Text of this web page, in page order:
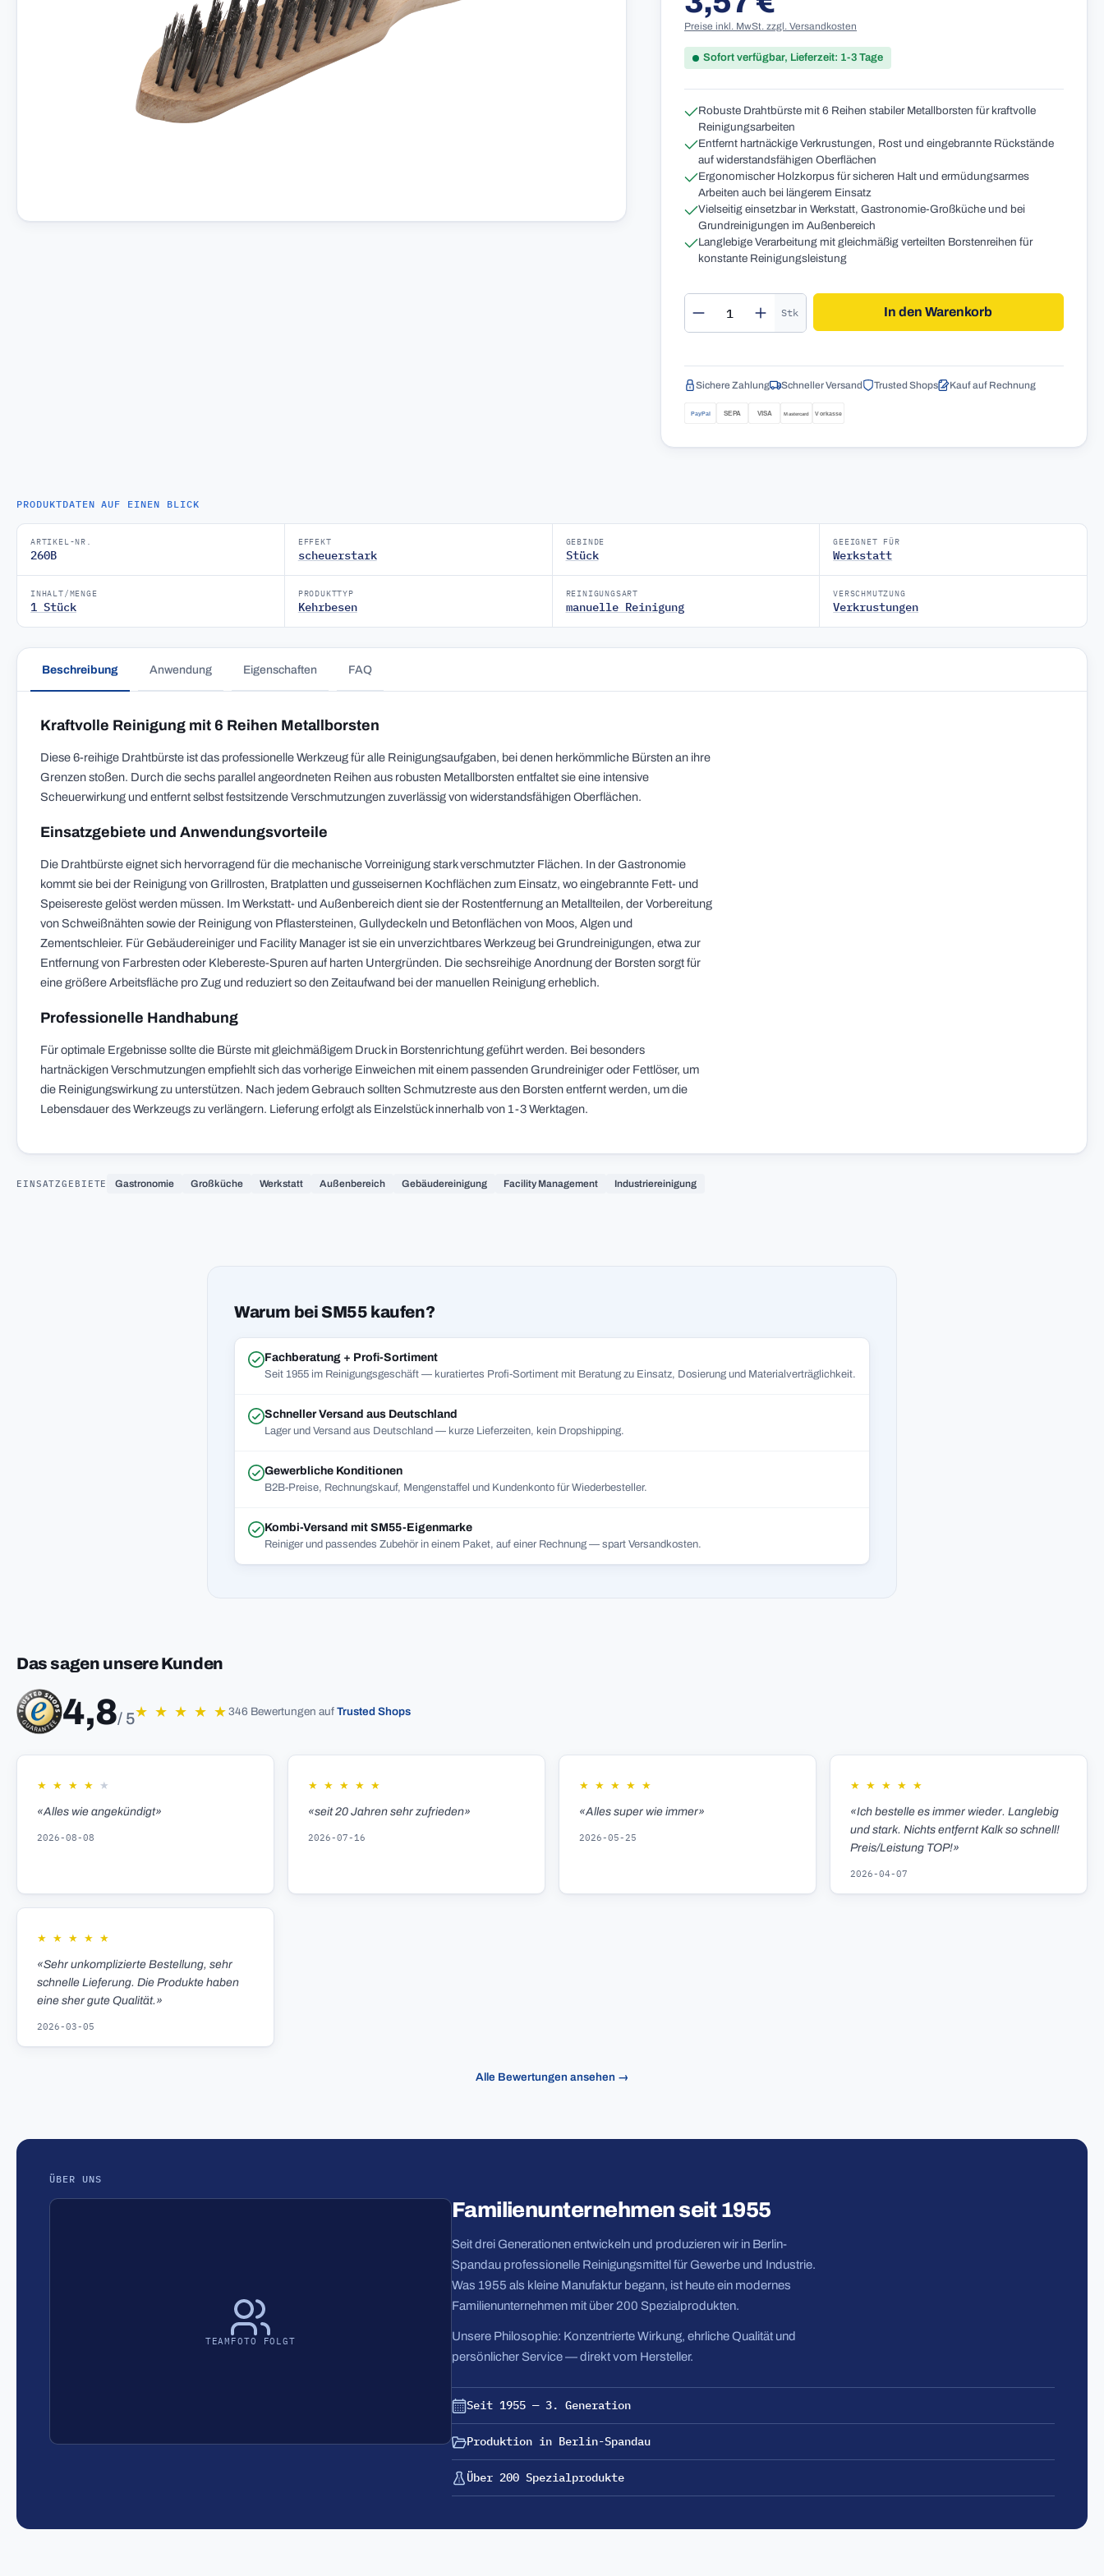
Preise inkl. MwSt. zzgl. Versandkosten
Sofort verfügbar, Lieferzeit: 1-3 Tage
Robuste Drahtbürste mit 6 Reihen stabiler Metallborsten für kraftvolle
Reinigungsarbeiten
Entfernt hartnäckige Verkrustungen, Rost und eingebrannte Rückstände
auf widerstandsfähigen Oberflächen
Ergonomischer Holzkorpus für sicheren Halt und ermüdungsarmes
Arbeiten auch bei längerem Einsatz
Vielseitig einsetzbar in Werkstatt, Gastronomie-Großküche und bei
Grundreinigungen im Außenbereich
Langlebige Verarbeitung mit gleichmäßig verteilten Borstenreihen für
konstante Reinigungsleistung
Produkt Anzahl: Gib den gewünschten Wert
Stk In den Warenkorb
Sichere Zahlung Schneller Versand Trusted Shops Kauf auf Rechnung
PRODUKTDATEN AUF EINEN BLICK
ARTIKEL-NR.
260B
EFFEKT
scheuerstark
GEBINDE
Stück
GEEIGNET FÜR
Werkstatt
INHALT/MENGE
1 Stück
PRODUKTTYP
Kehrbesen
REINIGUNGSART
manuelle Reinigung
VERSCHMUTZUNG
Verkrustungen
Beschreibung Anwendung Eigenschaften FAQ
Kraftvolle Reinigung mit 6 Reihen Metallborsten
Diese 6-reihige Drahtbürste ist das professionelle Werkzeug für alle Reinigungsaufgaben, bei denen herkömmliche Bürsten an ihre
Grenzen stoßen. Durch die sechs parallel angeordneten Reihen aus robusten Metallborsten entfaltet sie eine intensive
Scheuerwirkung und entfernt selbst festsitzende Verschmutzungen zuverlässig von widerstandsfähigen Oberflächen.
Einsatzgebiete und Anwendungsvorteile
Die Drahtbürste eignet sich hervorragend für die mechanische Vorreinigung stark verschmutzter Flächen. In der Gastronomie
kommt sie bei der Reinigung von Grillrosten, Bratplatten und gusseisernen Kochflächen zum Einsatz, wo eingebrannte Fett- und
Speisereste gelöst werden müssen. Im Werkstatt- und Außenbereich dient sie der Rostentfernung an Metallteilen, der Vorbereitung
von Schweißnähten sowie der Reinigung von Pflastersteinen, Gullydeckeln und Betonflächen von Moos, Algen und
Zementschleier. Für Gebäudereiniger und Facility Manager ist sie ein unverzichtbares Werkzeug bei Grundreinigungen, etwa zur
Entfernung von Farbresten oder Klebereste-Spuren auf harten Untergründen. Die sechsreihige Anordnung der Borsten sorgt für
eine größere Arbeitsfläche pro Zug und reduziert so den Zeitaufwand bei der manuellen Reinigung erheblich.
Professionelle Handhabung
Für optimale Ergebnisse sollte die Bürste mit gleichmäßigem Druck in Borstenrichtung geführt werden. Bei besonders
hartnäckigen Verschmutzungen empfiehlt sich das vorherige Einweichen mit einem passenden Grundreiniger oder Fettlöser, um
die Reinigungswirkung zu unterstützen. Nach jedem Gebrauch sollten Schmutzreste aus den Borsten entfernt werden, um die
Lebensdauer des Werkzeugs zu verlängern. Lieferung erfolgt als Einzelstück innerhalb von 1-3 Werktagen.
EINSATZGEBIETE Gastronomie Großküche Werkstatt Außenbereich Gebäudereinigung Facility Management Industriereinigung
Warum bei SM55 kaufen?
Fachberatung + Profi-Sortiment
Seit 1955 im Reinigungsgeschäft — kuratiertes Profi-Sortiment mit Beratung zu Einsatz, Dosierung und Materialverträglichkeit.
Schneller Versand aus Deutschland
Lager und Versand aus Deutschland — kurze Lieferzeiten, kein Dropshipping.
Gewerbliche Konditionen
B2B-Preise, Rechnungskauf, Mengenstaffel und Kundenkonto für Wiederbesteller.
Kombi-Versand mit SM55-Eigenmarke
Reiniger und passendes Zubehör in einem Paket, auf einer Rechnung — spart Versandkosten.
Das sagen unsere Kunden
4,8/ 5★ ★ ★ ★ ★346 Bewertungen aufTrusted Shops
★ ★ ★ ★ ★
«Alles wie angekündigt»
2026-08-08
★ ★ ★ ★ ★
«seit 20 Jahren sehr zufrieden»
2026-07-16
★ ★ ★ ★ ★
«Alles super wie immer»
2026-05-25
★ ★ ★ ★ ★
«Ich bestelle es immer wieder. Langlebig
und stark. Nichts entfernt Kalk so schnell!
Preis/Leistung TOP!»
2026-04-07
★ ★ ★ ★ ★
«Sehr unkomplizierte Bestellung, sehr
schnelle Lieferung. Die Produkte haben
eine sher gute Qualität.»
2026-03-05
Alle Bewertungen ansehen →
ÜBER UNS
TEAMFOTO FOLGT
Familienunternehmen seit 1955
Seit drei Generationen entwickeln und produzieren wir in Berlin-
Spandau professionelle Reinigungsmittel für Gewerbe und Industrie.
Was 1955 als kleine Manufaktur begann, ist heute ein modernes
Familienunternehmen mit über 200 Spezialprodukten.
Unsere Philosophie: Konzentrierte Wirkung, ehrliche Qualität und
persönlicher Service — direkt vom Hersteller.
Seit 1955 — 3. Generation
Produktion in Berlin-Spandau
Über 200 Spezialprodukte